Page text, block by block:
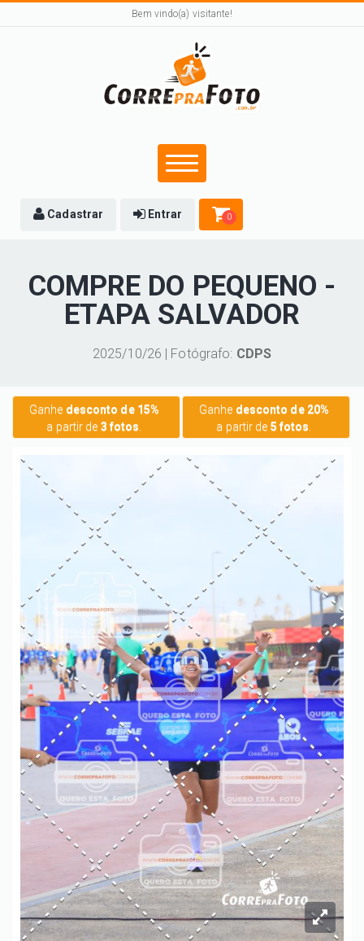
Bem vindo(a) visitante!
Cadastrar Entrar 0
COMPRE DO PEQUENO -
ETAPA SALVADOR
2025/10/26 | Fotógrafo: CDPS
Ganhe desconto de 15%
a partir de 3 fotos
Ganhe desconto de 20%
a partir de 5 fotos